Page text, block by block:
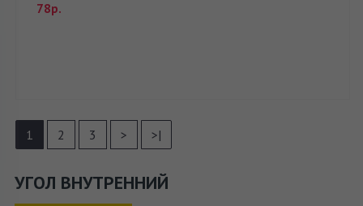
78р.
1 2 3 > >|
УГОЛ ВНУТРЕННИЙ